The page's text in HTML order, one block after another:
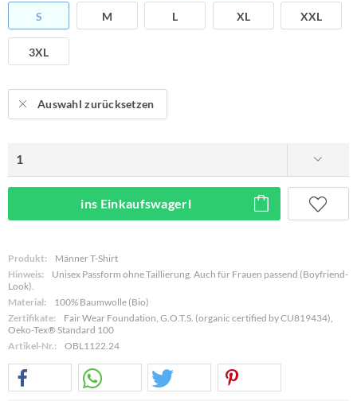
S M L XL XXL
3XL
Auswahl zurücksetzen
ins Einkaufswagerl
Produkt:
Männer T-Shirt
Hinweis:
Unisex Passform ohne Taillierung. Auch für Frauen passend (Boyfriend-
Look).
Material:
100% Baumwolle (Bio)
Zertifikate:
Fair Wear Foundation, G.O.T.S. (organic certified by CU819434),
Oeko-Tex® Standard 100
Artikel-Nr.:
OBL1122.24